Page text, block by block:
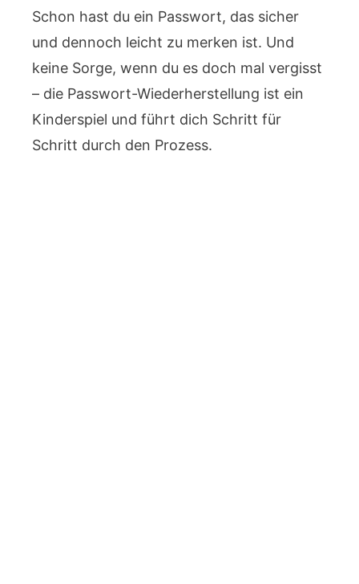
Schon hast du ein Passwort, das sicher
und dennoch leicht zu merken ist. Und
keine Sorge, wenn du es doch mal vergisst
– die Passwort-Wiederherstellung ist ein
Kinderspiel und führt dich Schritt für
Schritt durch den Prozess.